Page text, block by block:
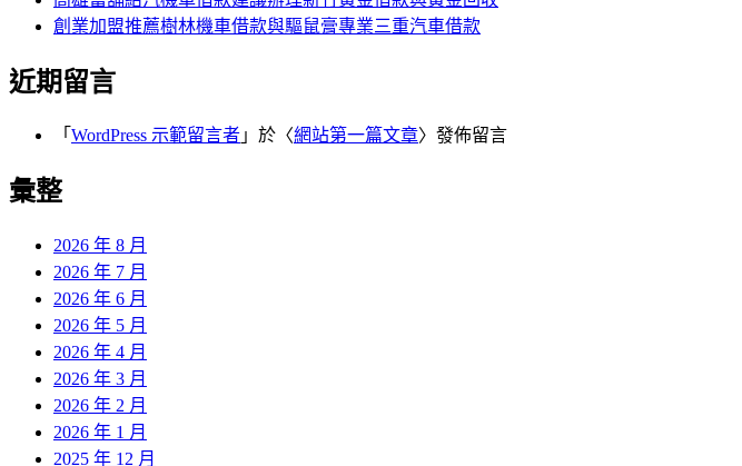
創業加盟推薦樹林機車借款與驅鼠膏專業三重汽車借款
近期留言
「 WordPress 示範留言者 」於〈網站第一篇文章〉發佈留言
彙整
2026 年 8 月
2026 年 7 月
2026 年 6 月
2026 年 5 月
2026 年 4 月
2026 年 3 月
2026 年 2 月
2026 年 1 月
2025 年 12 月